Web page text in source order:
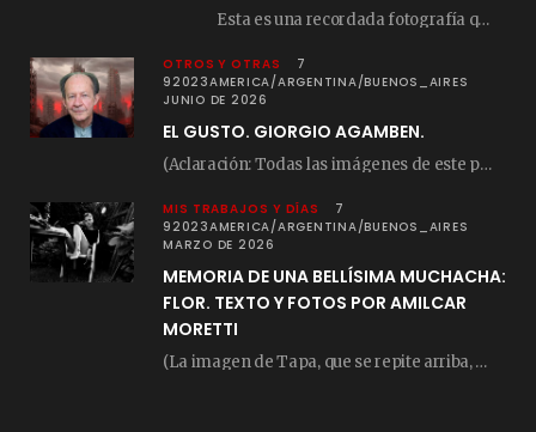
Esta es una recordada fotografía que registré…
OTROS Y OTRAS
7
92023AMERICA/ARGENTINA/BUENOS_AIRES
JUNIO DE 2026
EL GUSTO. GIORGIO AGAMBEN.
(Aclaración: Todas las imágenes de este posteo fueron tomadas de Bloghemia.com, y todos los…
MIS TRABAJOS Y DÍAS
7
92023AMERICA/ARGENTINA/BUENOS_AIRES
MARZO DE 2026
MEMORIA DE UNA BELLÍSIMA MUCHACHA:
FLOR. TEXTO Y FOTOS POR AMILCAR
MORETTI
(La imagen de Tapa, que se repite arriba, fue compuesta por Amilcar Moretti el viernes…